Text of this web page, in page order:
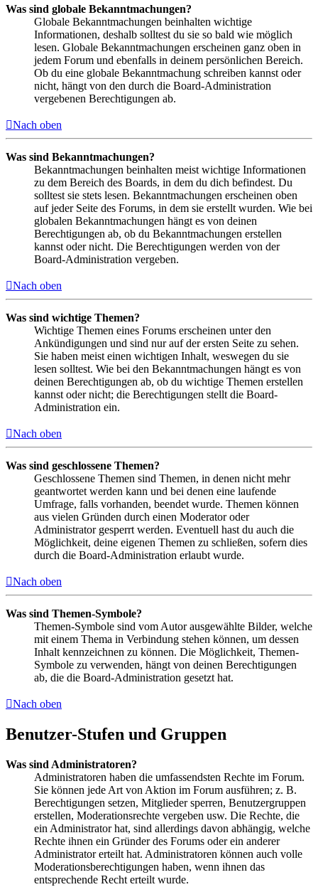
Was sind globale Bekanntmachungen?
Globale Bekanntmachungen beinhalten wichtige
Informationen, deshalb solltest du sie so bald wie möglich
lesen. Globale Bekanntmachungen erscheinen ganz oben in
jedem Forum und ebenfalls in deinem persönlichen Bereich.
Ob du eine globale Bekanntmachung schreiben kannst oder
nicht, hängt von den durch die Board-Administration
vergebenen Berechtigungen ab.
Nach oben
Was sind Bekanntmachungen?
Bekanntmachungen beinhalten meist wichtige Informationen
zu dem Bereich des Boards, in dem du dich befindest. Du
solltest sie stets lesen. Bekanntmachungen erscheinen oben
auf jeder Seite des Forums, in dem sie erstellt wurden. Wie bei
globalen Bekanntmachungen hängt es von deinen
Berechtigungen ab, ob du Bekanntmachungen erstellen
kannst oder nicht. Die Berechtigungen werden von der
Board-Administration vergeben.
Nach oben
Was sind wichtige Themen?
Wichtige Themen eines Forums erscheinen unter den
Ankündigungen und sind nur auf der ersten Seite zu sehen.
Sie haben meist einen wichtigen Inhalt, weswegen du sie
lesen solltest. Wie bei den Bekanntmachungen hängt es von
deinen Berechtigungen ab, ob du wichtige Themen erstellen
kannst oder nicht; die Berechtigungen stellt die Board-
Administration ein.
Nach oben
Was sind geschlossene Themen?
Geschlossene Themen sind Themen, in denen nicht mehr
geantwortet werden kann und bei denen eine laufende
Umfrage, falls vorhanden, beendet wurde. Themen können
aus vielen Gründen durch einen Moderator oder
Administrator gesperrt werden. Eventuell hast du auch die
Möglichkeit, deine eigenen Themen zu schließen, sofern dies
durch die Board-Administration erlaubt wurde.
Nach oben
Was sind Themen-Symbole?
Themen-Symbole sind vom Autor ausgewählte Bilder, welche
mit einem Thema in Verbindung stehen können, um dessen
Inhalt kennzeichnen zu können. Die Möglichkeit, Themen-
Symbole zu verwenden, hängt von deinen Berechtigungen
ab, die die Board-Administration gesetzt hat.
Nach oben
Benutzer-Stufen und Gruppen
Was sind Administratoren?
Administratoren haben die umfassendsten Rechte im Forum.
Sie können jede Art von Aktion im Forum ausführen; z. B.
Berechtigungen setzen, Mitglieder sperren, Benutzergruppen
erstellen, Moderationsrechte vergeben usw. Die Rechte, die
ein Administrator hat, sind allerdings davon abhängig, welche
Rechte ihnen ein Gründer des Forums oder ein anderer
Administrator erteilt hat. Administratoren können auch volle
Moderationsberechtigungen haben, wenn ihnen das
entsprechende Recht erteilt wurde.